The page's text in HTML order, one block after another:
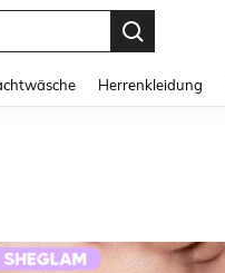
Herrenkleidung